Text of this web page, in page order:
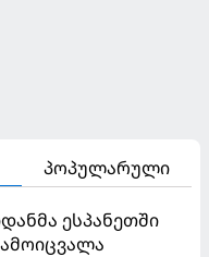
პოპულარული
ესპანეთში